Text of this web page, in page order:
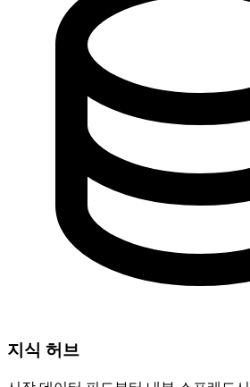
지식 허브